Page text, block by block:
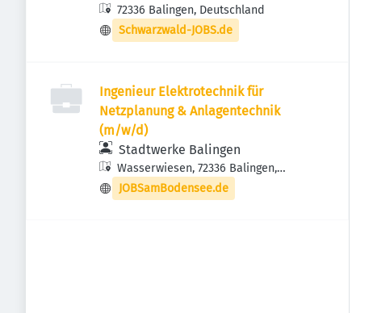
72336 Balingen, Deutschland
Schwarzwald-JOBS.de
Ingenieur Elektrotechnik für
Netzplanung & Anlagentechnik
(m/w/d)
Stadtwerke Balingen
Wasserwiesen, 72336 Balingen,
Deutschland
JOBSamBodensee.de